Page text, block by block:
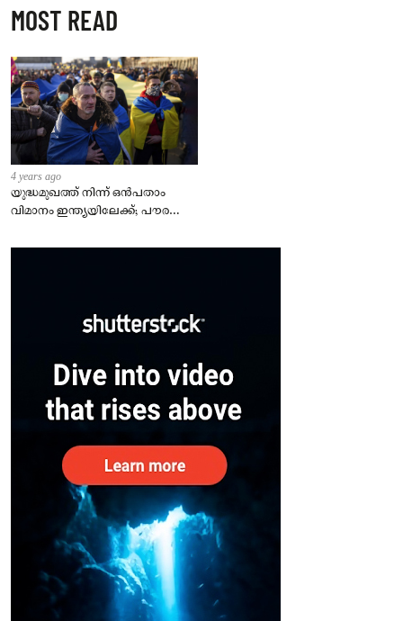
MOST READ
4 years ago
യുദ്ധമുഖത്ത് നിന്ന് ഒൻപതാം
വിമാനം ഇന്ത്യയിലേക്ക്; പൗരന്മാർ
– കേന്ദ്രം